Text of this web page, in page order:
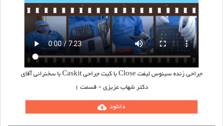
جراحی زنده سینوس لیفت Close با کیت جراحی Caskit با سخنرانی آقای
دکتر شهاب عزیزی - قسمت 1
دانلود cloud_download